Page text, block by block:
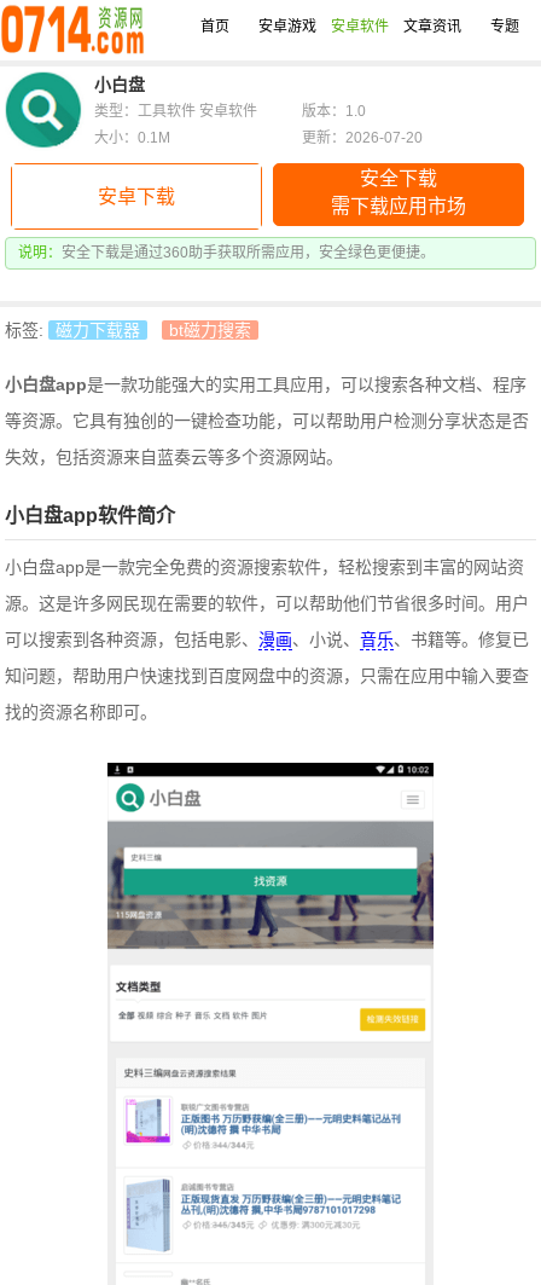
首页 安卓游戏 安卓软件 文章资讯 专题
小白盘
安卓下载
安全下载
需下载应用市场
说明： 安全下载是通过360助手获取所需应用，安全绿色更便捷。
类型：工具软件 安卓软件
版本：1.0
大小：0.1M
更新：2026-07-20
标签: 磁力下载器 bt磁力搜索
小白盘app是一款功能强大的实用工具应用，可以搜索各种文档、程序
等资源。它具有独创的一键检查功能，可以帮助用户检测分享状态是否
失效，包括资源来自蓝奏云等多个资源网站。
小白盘app软件简介
小白盘app是一款完全免费的资源搜索软件，轻松搜索到丰富的网站资
源。这是许多网民现在需要的软件，可以帮助他们节省很多时间。用户
可以搜索到各种资源，包括电影、漫画、小说、音乐、书籍等。修复已
知问题，帮助用户快速找到百度网盘中的资源，只需在应用中输入要查
找的资源名称即可。